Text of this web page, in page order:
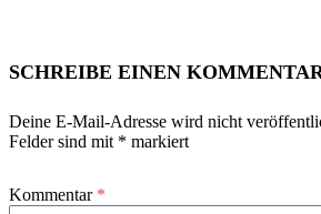
SCHREIBE EINEN
Deine E-Mail-Adresse wird nicht
Felder sind mit * markiert
Kommentar *